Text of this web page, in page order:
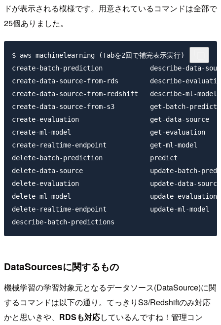
ドが表示される模様です。用意されているコマンドは全部で
25個ありました。
$ aws machinelearning (Tabを2回で補完表示実行)
create-batch-prediction            describe-data-
create-data-source-from-rds        describe-
create-data-source-from-redshift   describe-ml-
create-data-source-from-s3         get-batch-
create-evaluation                  get-data-source
create-ml-model                    get-evaluation
create-realtime-endpoint           get-ml-model
delete-batch-prediction            predict
delete-data-source                 update-batch-
delete-evaluation                  update-data-
delete-ml-model                    update-evaluation
delete-realtime-endpoint           update-ml-model
DataSourcesに関するもの
機械学習の学習対象元となるデータソース(DataSource)に関
するコマンドは以下の通り。てっきりS3/Redshiftのみ対応
かと思いきや、 RDSも対応しているんですね！管理コン